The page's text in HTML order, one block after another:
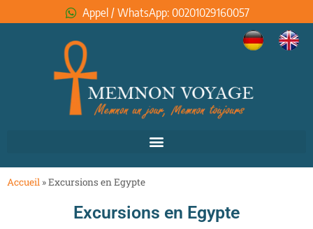
Appel / WhatsApp: 00201029160057
Accueil »Excursions en Egypte
Excursions en Egypte